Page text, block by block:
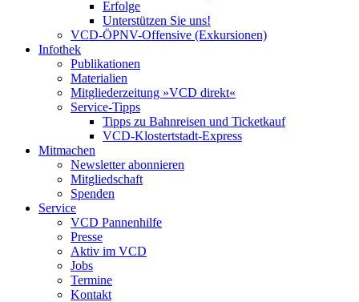
Erfolge
Unterstützen Sie uns!
VCD-ÖPNV-Offensive (Exkursionen)
Infothek
Publikationen
Materialien
Mitgliederzeitung »VCD direkt«
Service-Tipps
Tipps zu Bahnreisen und Ticketkauf
VCD-Klostertstadt-Express
Mitmachen
Newsletter abonnieren
Mitgliedschaft
Spenden
Service
VCD Pannenhilfe
Presse
Aktiv im VCD
Jobs
Termine
Kontakt